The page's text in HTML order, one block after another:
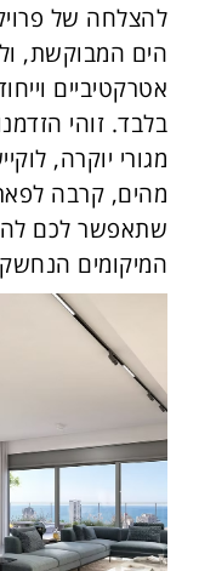
להצלחה של
הים המבוקשת,
אטרקטיביים
בלבד. זוהי
מהים, קרבה
שתאפשר לכם
המיקומים